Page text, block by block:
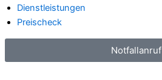
Dienstleistungen
Preischeck
Notfallanruf